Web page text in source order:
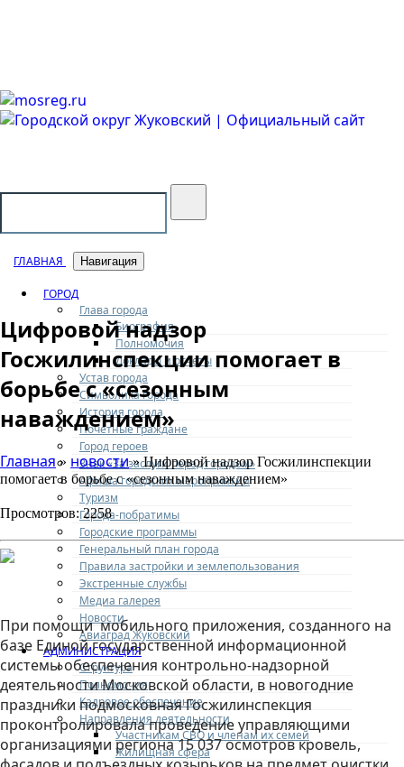
ГЛАВНАЯ Навигация
ГОРОД
Глава города
Биография
Полномочия
Доклады и отчеты
Устав города
Символика города
История города
Почетные граждане
Город героев
Знак «За заслуги перед городом»
Афиша городских мероприятий
Туризм
Города-побратимы
Городские программы
Генеральный план города
Правила застройки и землепользования
Экстренные службы
Медиа галерея
Новости
Авиаград Жуковский
АДМИНИСТРАЦИЯ
Структура
Полномочия
Кадровое обеспечение
Направления деятельности
Участникам СВО и членам их семей
Жилищная сфера
Цифровой надзор
Госжилинспекции помогает в
борьбе с «сезонным
наваждением»
Главная» новости» Цифровой надзор Госжилинспекции
помогает в борьбе с «сезонным наваждением»
Просмотров: 2258
При помощи мобильного приложения, созданного на
базе Единой государственной информационной
системы обеспечения контрольно-надзорной
деятельности Московской области, в новогодние
праздники подмосковная Госжилинспекция
проконтролировала проведение управляющими
организациями региона 15 037 осмотров кровель,